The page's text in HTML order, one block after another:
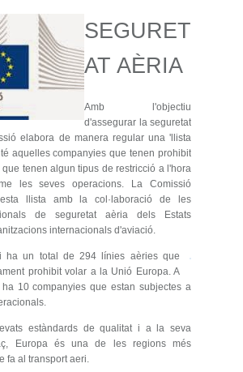
SEGURET
AT AÈRIA
Amb l'objectiu
d'assegurar la seguretat
elabora de manera regular una 'llista
aquelles companyies que tenen prohibit
tenen algun tipus de restricció a l'hora
les seves operacions. La Comissió
llista amb la col·laboració de les
de seguretat aèria dels Estats
internacionals d'aviació.
ha un total de 294 línies aèries que
prohibit volar a la Unió Europa. A
10 companyies que estan subjectes a
estàndards de qualitat i a la seva
Europa és una de les regions més
fa al transport aeri.